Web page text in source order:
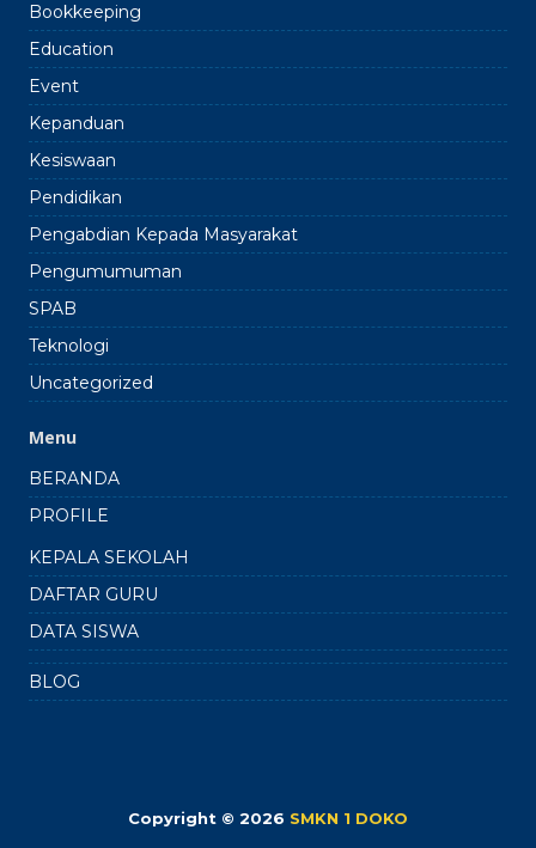
Bookkeeping
Education
Event
Kepanduan
Kesiswaan
Pendidikan
Pengabdian Kepada Masyarakat
Pengumumuman
SPAB
Teknologi
Uncategorized
Menu
BERANDA
PROFILE
KEPALA SEKOLAH
DAFTAR GURU
DATA SISWA
BLOG
Copyright © 2026 SMKN 1 DOKO